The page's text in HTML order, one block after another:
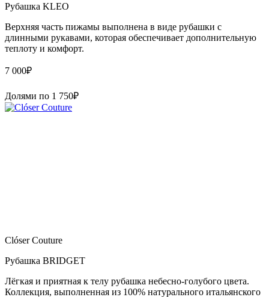
Рубашка KLEO
Верхняя часть пижамы выполнена в виде рубашки с
длинными рукавами, которая обеспечивает дополнительную
теплоту и комфорт.
7 000₽
Долями по 1 750₽
Clóser Couture
Рубашка BRIDGET
Лёгкая и приятная к телу рубашка небесно-голубого цвета.
Коллекция, выполненная из 100% натурального итальянского